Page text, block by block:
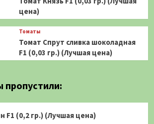
цена)
Томаты
Томат Спрут сливка шоколадная
F1 (0,03 гр.) (Лучшая цена)
F1 (0,2 гр.) (Лучшая цена)